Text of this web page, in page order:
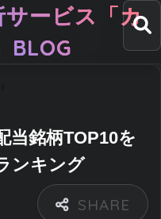
サービス「カ
BLOG
当銘柄TOP10を
ンキング